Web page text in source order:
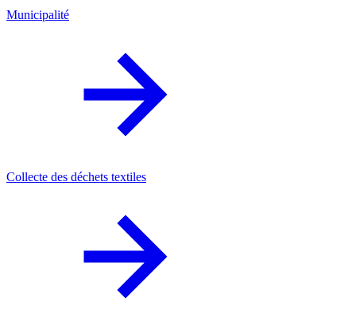
Municipalité
Collecte des déchets textiles